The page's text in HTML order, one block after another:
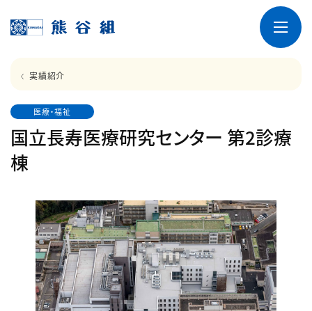
実績紹介
医療・福祉
国立長寿医療研究センター 第2診療
棟